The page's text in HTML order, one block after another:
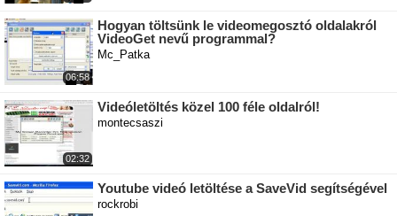
06:58
Hogyan töltsünk le videomegosztó oldalakról
VideoGet nevű programmal?
Mc_Patka
02:32
Videóletöltés közel 100 féle oldalról!
montecsaszi
Youtube videó letöltése a SaveVid segítségével
rockrobi